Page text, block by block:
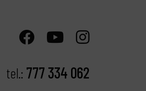
tel.: 777 334 062